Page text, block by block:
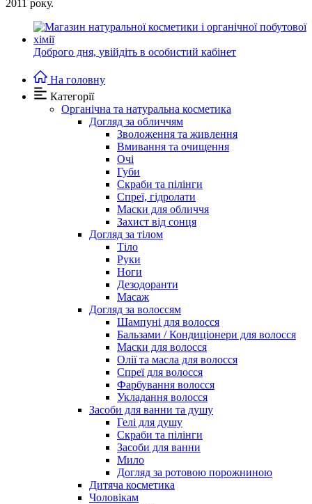
2011 року.
Доброго дня, увійдіть в особистий кабінет
На головну
Категорії
Органічна та натуральна косметика
Догляд за обличчям
Зволоження та живлення
Вмивання та очищення
Очі
Губи
Скраби та пілінги
Спреї, гідролати
Маски для обличчя
Захист від сонця
Догляд за тілом
Тіло
Руки
Ноги
Дезодоранти
Масаж
Догляд за волоссям
Шампуні для волосся
Бальзами / Кондиціонери для волосся
Маски для волосся
Олії та масла для волосся
Спреї для волосся
Фарбування волосся
Укладання волосся
Засоби для ванни та душу
Гелі для душу
Скраби та пілінги
Засоби для ванни
Мило
Догляд за ротовою порожниною
Дитяча косметика
Чоловікам